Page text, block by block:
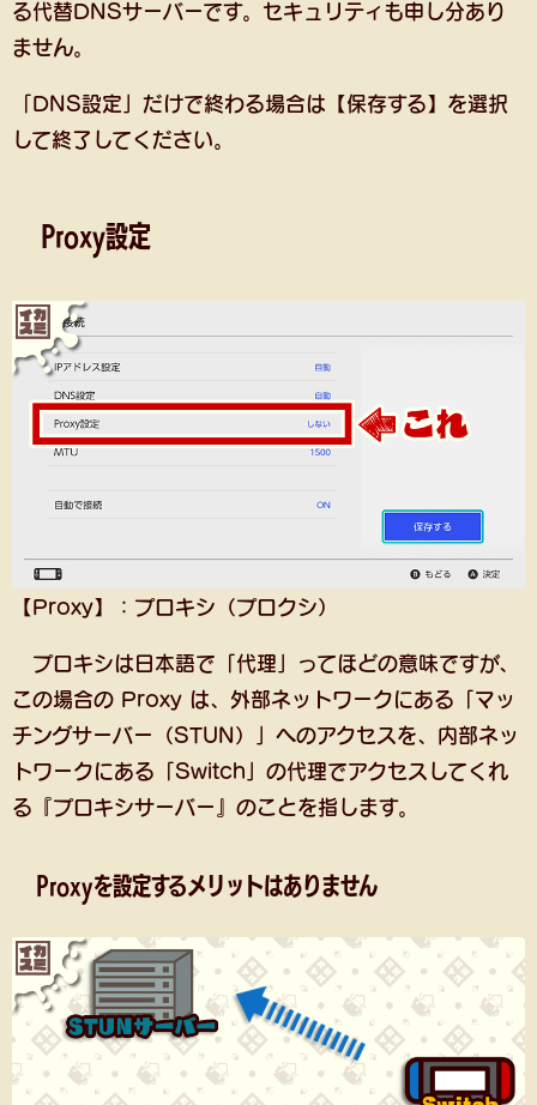
る代替DNSサーバーです。セキュリティも申し分あり
ません。
「DNS設定」だけで終わる場合は【保存する】を選択
して終了してください。
Proxy設定
【Proxy】：プロキシ（プロクシ）
プロキシは日本語で「代理」ってほどの意味ですが、
この場合の Proxy は、外部ネットワークにある「マッ
チングサーバー（STUN）」へのアクセスを、内部ネッ
トワークにある「Switch」の代理でアクセスしてくれ
る『プロキシサーバー』のことを指します。
Proxyを設定するメリットはありません